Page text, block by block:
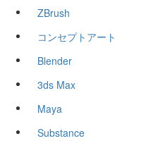
ZBrush
コンセプトアート
Blender
3ds Max
Maya
Substance